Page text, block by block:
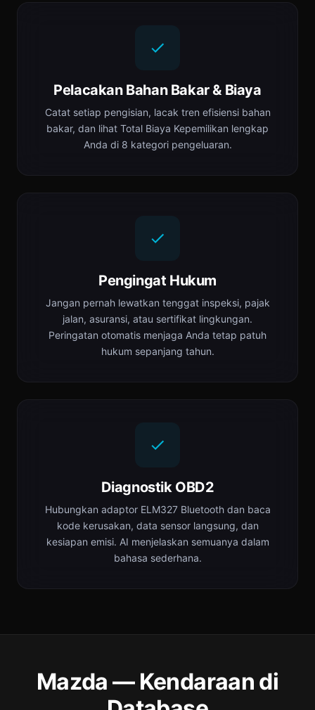
Pelacakan Bahan Bakar & Biaya
Catat setiap pengisian, lacak tren efisiensi bahan
bakar, dan lihat Total Biaya Kepemilikan lengkap
Anda di 8 kategori pengeluaran.
Pengingat Hukum
Jangan pernah lewatkan tenggat inspeksi, pajak
jalan, asuransi, atau sertifikat lingkungan.
Peringatan otomatis menjaga Anda tetap patuh
hukum sepanjang tahun.
Diagnostik OBD2
Hubungkan adaptor ELM327 Bluetooth dan baca
kode kerusakan, data sensor langsung, dan
kesiapan emisi. AI menjelaskan semuanya dalam
bahasa sederhana.
Mazda — Kendaraan di